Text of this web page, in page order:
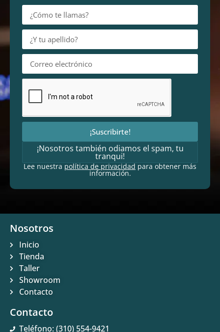
¡Suscribirte!
¡Nosotros también odiamos el spam, tu
tranqui!
Lee nuestra política de privacidad para obtener más
información.
Nosotros
Inicio
Tienda
Taller
Showroom
Contacto
Contacto
Teléfono: (310) 554-9421